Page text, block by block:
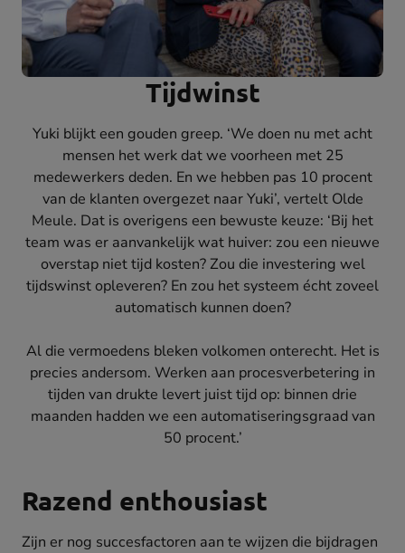
Tijdwinst
Yuki blijkt een gouden greep. ‘We doen nu met acht
mensen het werk dat we voorheen met 25
medewerkers deden. En we hebben pas 10 procent
van de klanten overgezet naar Yuki’, vertelt Olde
Meule. Dat is overigens een bewuste keuze: ‘Bij het
team was er aanvankelijk wat huiver: zou een nieuwe
overstap niet tijd kosten? Zou die investering wel
tijdswinst opleveren? En zou het systeem écht zoveel
automatisch kunnen doen?
Al die vermoedens bleken volkomen onterecht. Het is
precies andersom. Werken aan procesverbetering in
tijden van drukte levert juist tijd op: binnen drie
maanden hadden we een automatiseringsgraad van
50 procent.’
Razend enthousiast
Zijn er nog succesfactoren aan te wijzen die bijdragen